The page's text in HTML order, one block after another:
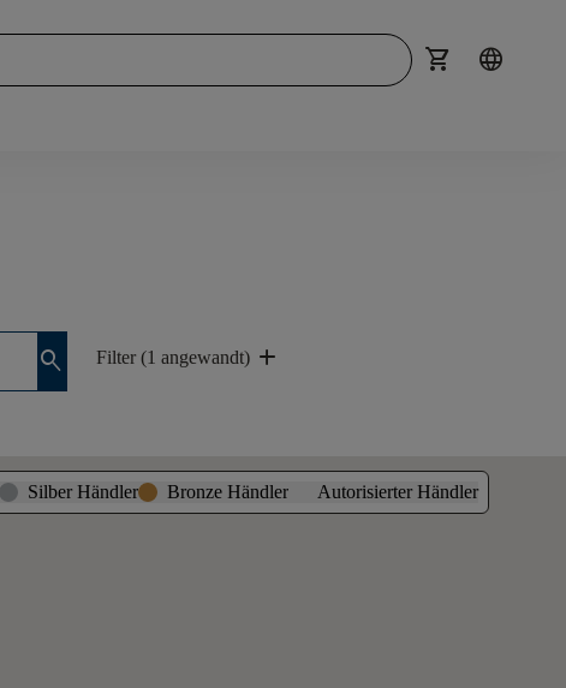
shopping_cart language
search Filter (1 angewandt) add
Silber Händler Bronze Händler Autorisierter Händler